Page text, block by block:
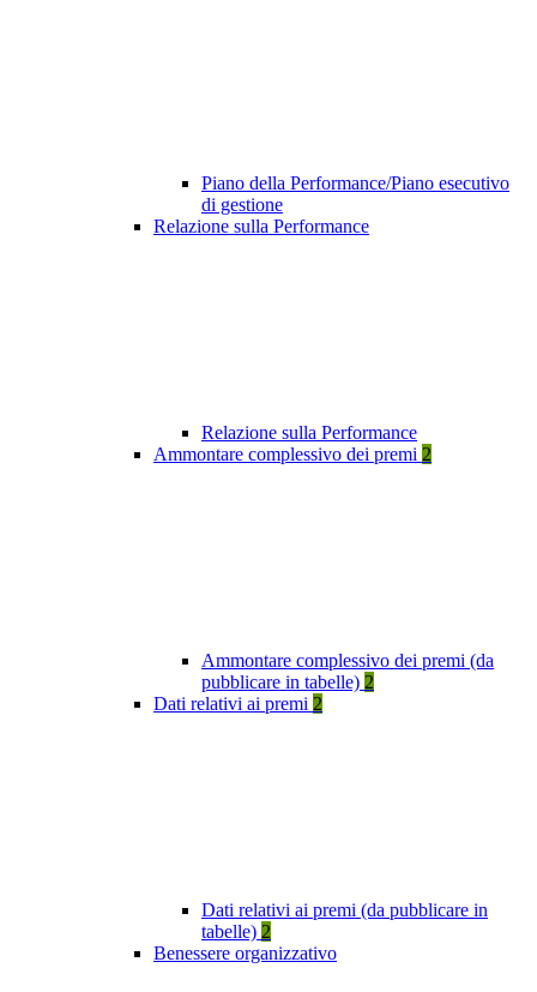
Piano della Performance/Piano esecutivo
di gestione
Relazione sulla Performance
Relazione sulla Performance
Ammontare complessivo dei premi 2
Ammontare complessivo dei premi (da
pubblicare in tabelle) 2
Dati relativi ai premi 2
Dati relativi ai premi (da pubblicare in
tabelle) 2
Benessere organizzativo